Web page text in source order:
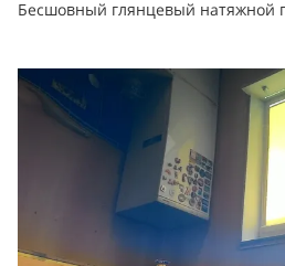
Бесшовный глянцевый натяжной